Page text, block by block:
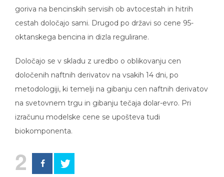
goriva na bencinskih servisih ob avtocestah in hitrih
cestah določajo sami. Drugod po državi so cene 95-
oktanskega bencina in dizla regulirane.
Določajo se v skladu z uredbo o oblikovanju cen
določenih naftnih derivatov na vsakih 14 dni, po
metodologiji, ki temelji na gibanju cen naftnih derivatov
na svetovnem trgu in gibanju tečaja dolar-evro. Pri
izračunu modelske cene se upošteva tudi
biokomponenta.
2